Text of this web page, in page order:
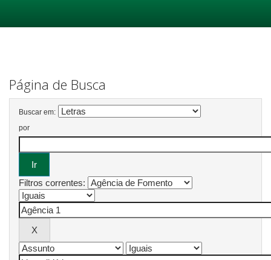
Página de Busca
Buscar em:
por
Filtros correntes: